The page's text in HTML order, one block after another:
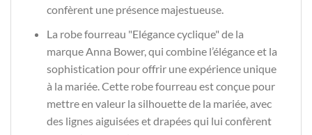
confèrent une présence majestueuse.
La robe fourreau "Elégance cyclique" de la
marque Anna Bower, qui combine l’élégance et la
sophistication pour offrir une expérience unique
à la mariée. Cette robe fourreau est conçue pour
mettre en valeur la silhouette de la mariée, avec
des lignes aiguisées et drapées qui lui confèrent